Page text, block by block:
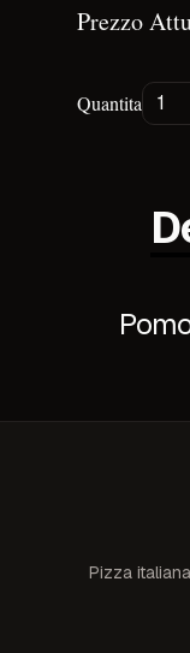
Prezzo
Quantita
Pizza